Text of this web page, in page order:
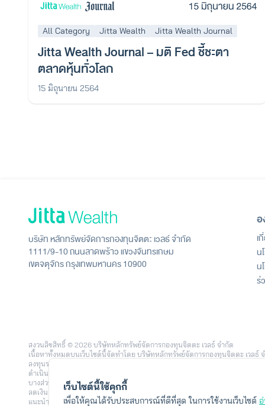
All Category Jitta Wealth Jitta Wealth Journal
Jitta Wealth Journal – มติ Fed ชี้ชะตา
ตลาดหุ้นทั่วโลก
15 มิถุนายน 2564
บริษัท หลักทรัพย์จัดการกองทุนจิตตะ เวลธ์ จำกัด
1111/9-10 ถนนลาดพร้าว แขวงจันทรเกษม
เขตจตุจักร กรุงเทพมหานคร 10900
เ
น
น
ร่
สงวนลิขสิทธิ์ © 2026 บริษัทหลักทรัพย์จัดการกองทุนจิตตะ เวลธ์ จำกัด
เนื้อหาทั้งหมดบนเว็บไซต์นี้จัดทำโดย บริษัทหลักทรัพย์จัดการกองทุนจิตตะ เวล
ลงทุนรายย่อย โดยใช้เทคโนโลยีและข้อมูลวิเคราะห์จาก บริษัท จิตตะ ดอท คอ
ดำเนินงาน หรือการเปรียบเทียบที่ปรากฏบนเว็บไซต์นี้ อาจอ้างอิงจากข้อมูลใน
บางส่วนหรือทั้งหมดได้ รวมถึงความเสี่ยงจากอัตราแลกเปลี่ยนในกรณีลงทุนในต่
ลดเงินลงทุน และสภาวะตลาดในแต่ละช่วง โดยตัวอย่างข้อมูลหรือประสบการณ์
แนะนำความเหมาะสมของกลยุทธ์การลงทุนใดเป็นการเฉพาะ ผู้ลงทุนควรพิจา
เว็บไซต์นี้ใช้คุกกี้
เพื่อให้คุณได้รับประสบการณ์ที่ดีที่สุด ในการใช้งานเว็บไซต์